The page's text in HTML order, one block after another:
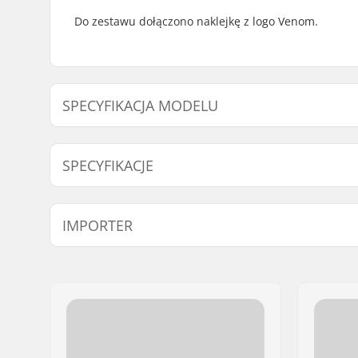
Do zestawu dołączono naklejkę z logo Venom.
SPECYFIKACJA MODELU
SPECYFIKACJE
Sztuk w paczce: 8
IMPORTER